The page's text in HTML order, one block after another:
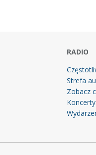
RADIO
Strefa
Zobacz
Koncerty